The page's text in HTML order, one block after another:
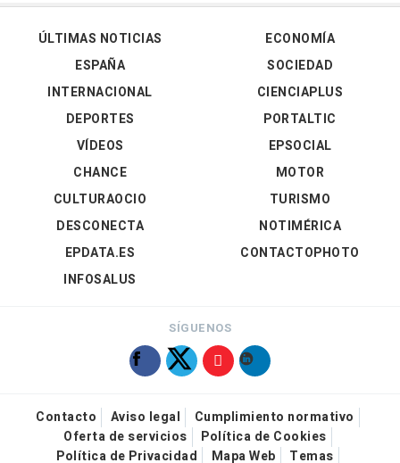
ÚLTIMAS NOTICIAS
ESPAÑA
INTERNACIONAL
DEPORTES
VÍDEOS
ECONOMÍA
SOCIEDAD
CIENCIAPLUS
PORTALTIC
EPSOCIAL
CHANCE
CULTURAOCIO
DESCONECTA
EPDATA.ES
INFOSALUS
MOTOR
TURISMO
NOTIMÉRICA
CONTACTOPHOTO
SÍGUENOS
Contacto Aviso legal
Cumplimiento normativo
Oferta de servicios
Política de Cookies
Política de Privacidad
Mapa Web Temas